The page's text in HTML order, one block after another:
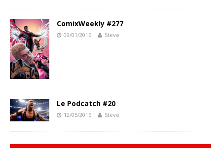
ComixWeekly #277
09/01/2016 Steve
Le Podcatch #20
12/05/2016 Steve